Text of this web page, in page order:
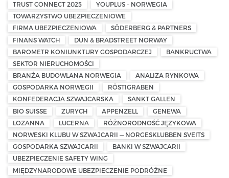
TRUST CONNECT 2025
YOUPLUS – NORWEGIA
TOWARZYSTWO UBEZPIECZENIOWE
FIRMA UBEZPIECZENIOWA
SÖDERBERG & PARTNERS
FINANS WATCH
DUN & BRADSTREET NORWAY
BAROMETR KONIUNKTURY GOSPODARCZEJ
BANKRUCTWA
SEKTOR NIERUCHOMOŚCI
BRANŻA BUDOWLANA NORWEGIA
ANALIZA RYNKOWA
GOSPODARKA NORWEGII
RÖSTIGRABEN
KONFEDERACJA SZWAJCARSKA
SANKT GALLEN
BIO SUISSE
ZURYCH APPENZELL
GENEWA
LOZANNA
LUCERNA
RÓŻNORODNOŚĆ JĘZYKOWA
NORWESKI KLUBU W SZWAJCARII — NORGESKLUBBEN SVEITS
GOSPODARKA SZWAJCARII
BANKI W SZWAJCARII
UBEZPIECZENIE SAFETY WING
MIĘDZYNARODOWE UBEZPIECZENIE PODRÓŻNE